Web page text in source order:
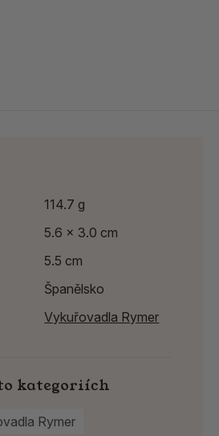
114.7 g
5.6 x 3.0 cm
5.5 cm
Španělsko
Vykuřovadla Rymer
kategoriích
Rymer